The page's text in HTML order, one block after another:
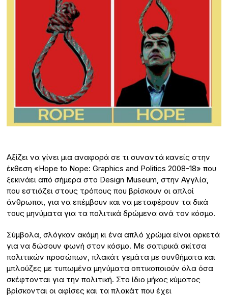
Αξίζει να γίνει μια αναφορά σε τι συναντά κανείς στην
έκθεση «Hope to Nope: Graphics and Politics 2008-18» που
ξεκινάει από σήμερα στο Design Museum, στην Αγγλία,
που εστιάζει στους τρόπους που βρίσκουν οι απλοί
άνθρωποι, για να επέμβουν και να μεταφέρουν τα δικά
τους μηνύματα για τα πολιτικά δρώμενα ανά τον κόσμο.
Σύμβολα, σλόγκαν ακόμη κι ένα απλό χρώμα είναι αρκετά
για να δώσουν φωνή στον κόσμο. Με σατιρικά σκίτσα
πολιτικών προσώπων, πλακάτ γεμάτα με συνθήματα και
μπλούζες με τυπωμένα μηνύματα οπτικοποιούν όλα όσα
σκέφτονται για την πολιτική. Στο ίδιο μήκος κύματος
βρίσκονται οι αφίσες και τα πλακάτ που έχει